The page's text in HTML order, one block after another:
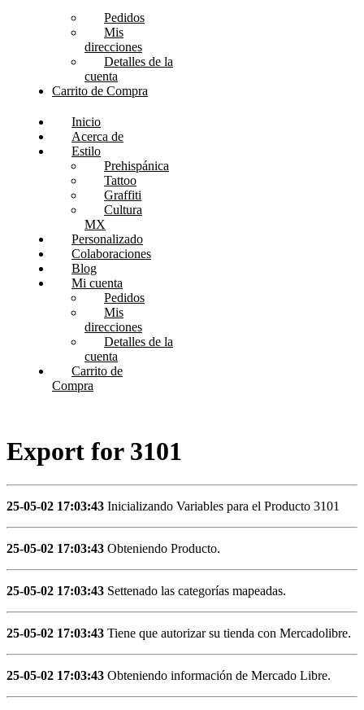
Pedidos
Mis
direcciones
Detalles de la
cuenta
Carrito de Compra
Inicio
Acerca de
Estilo
Prehispánica
Tattoo
Graffiti
Cultura
MX
Personalizado
Colaboraciones
Blog
Mi cuenta
Pedidos
Mis
direcciones
Detalles de la
cuenta
Carrito de
Compra
Export for 3101
25-05-02 17:03:43 Inicializando Variables para el Producto 3101
25-05-02 17:03:43 Obteniendo Producto.
25-05-02 17:03:43 Settenado las categorías mapeadas.
25-05-02 17:03:43 Tiene que autorizar su tienda con Mercadolibre.
25-05-02 17:03:43 Obteniendo información de Mercado Libre.